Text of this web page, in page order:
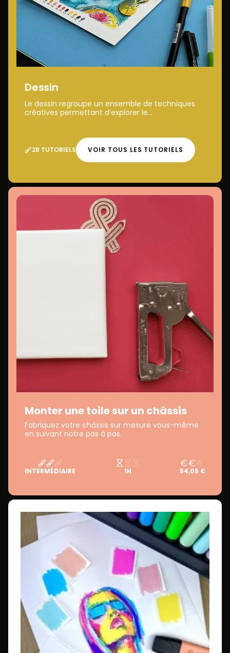
Dessin
Le dessin regroupe un ensemble de techniques
créatives permettant d’explorer le...
28 TUTORIELS VOIR TOUS LES TUTORIELS
Monter une toile sur un châssis
Fabriquez votre châssis sur mesure vous-même
en suivant notre pas à pas.
INTERMÉDIAIRE 1H 54,05 €